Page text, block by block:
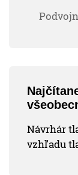
Návrhár
vzhľadu